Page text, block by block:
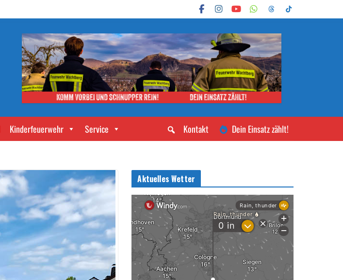
Kinderfeuerwehr Service Dein Einsatz zählt!
Kontakt
Aktuelles Wetter